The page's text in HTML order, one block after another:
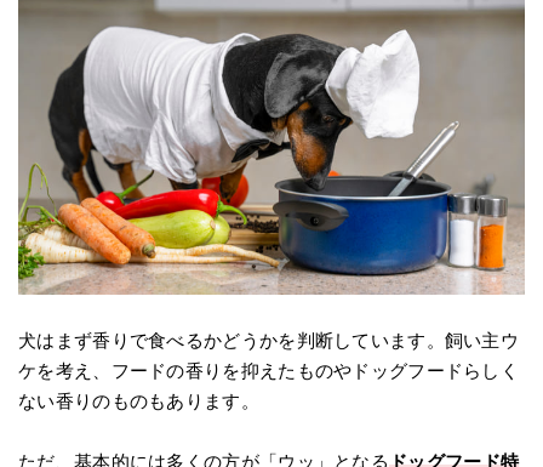
犬はまず香りで食べるかどうかを判断しています。飼い主ウ
ケを考え、フードの香りを抑えたものやドッグフードらしく
ない香りのものもあります。
ただ、基本的には多くの方が「ウッ」となるドッグフード特